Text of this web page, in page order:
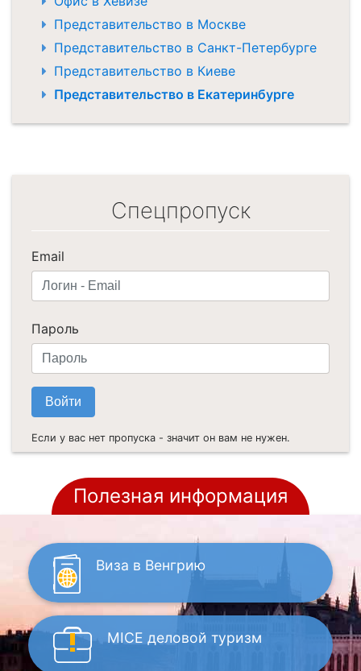
Представительство в Москве
Представительство в Санкт-Петербурге
Представительство в Киеве
Представительство в Екатеринбурге
Спецпропуск
Email
Пароль
Если у вас нет пропуска - значит он вам не нужен.
Полезная информация
Виза в Венгрию
MICE деловой туризм